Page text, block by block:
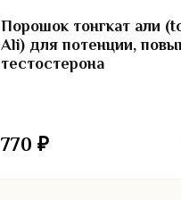
Порошок тонгкат али
Ali) для потенции,
тестостерона
770 ₽